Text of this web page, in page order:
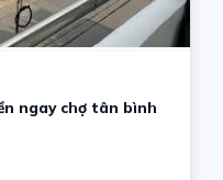
ngay chợ tân bình